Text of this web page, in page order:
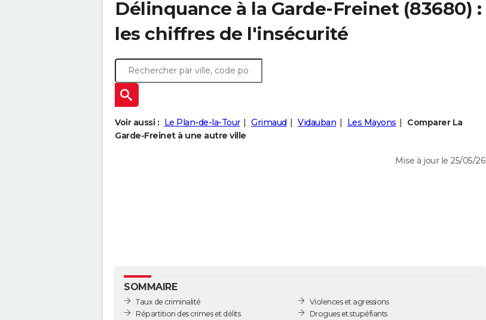
Délinquance à la Garde-Freinet(83680) :
les chiffres de l'insécurité
Voir aussi : Le Plan-de-la-Tour Grimaud Vidauban Les Mayons
Comparer La
Garde-Freinet à une autre ville
Mise à jour le 25/05/26
SOMMAIRE
Taux de criminalité
Répartition des crimes et délits
Violences et agressions
Drogues et stupéfiants